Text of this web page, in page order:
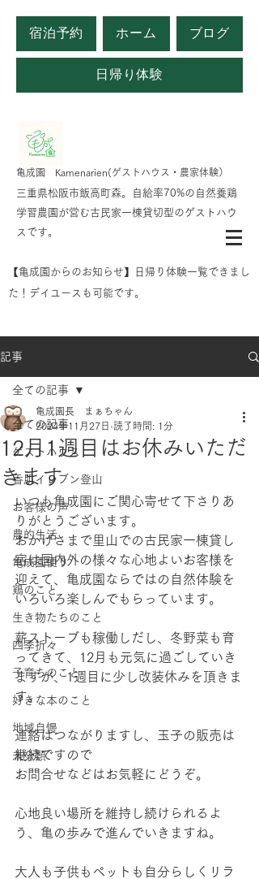
宿泊予約 ホーム ブログ
日帰り体験
​亀成園 Kamenarien(ゲストハウス・農家体験）
​​三重県松阪市飯高町森。自給率70%の自然養鶏
学習農園が営む古民家一棟貸切型のゲストハウ
スです。
​【亀成園からのお知らせ】日帰り体験一覧できまし
た！デイユースも可能です。
記事
全ての記事
ゲストハウス
香肌イレブン登山
お客様の声
農的生活
亀成園便り
鶏のこと
生き物たちのこと
四季折々
子育ちのこと
好きな本のこと
地域自慢
未分類
全ての記事
12月1週目はお休みいただ
きます
亀成園長 まぁちゃん
2024年11月27日 読了時間: 1分
いつも亀成園にご関心寄せて下さりあ
りがとうございます。
おかげさまで里山での古民家一棟貸し
宿は国内外の様々な心地よいお客様を
迎えて、亀成園ならではの自然体験を
いろいろ楽しんでもらっています。
薪ストーブも稼働しだし、冬野菜も育
ってきて、12月も元気に過ごしていき
ますが、1週目に少し改装休みを頂きま
す。
連絡はつながりますし、玉子の販売は
継続ですので
お問合せなどはお気軽にどうぞ。
心地良い場所を維持し続けられるよ
う、亀の歩みで進んでいきますね。
大人も子供もペットも自分らしくリラ